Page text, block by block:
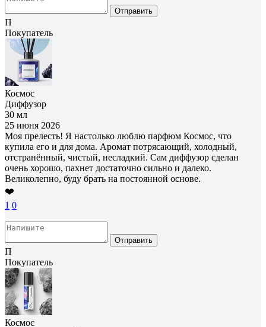
Отправить
П
Покупатель
Космос
Диффузор
30 мл
25 июня 2026
Моя прелесть! Я настолько люблю парфюм Космос, что
купила его и для дома. Аромат потрясающий, холодный,
отстранённый, чистый, несладкий. Сам диффузор сделан
очень хорошо, пахнет достаточно сильно и далеко.
Великолепно, буду брать на постоянной основе.
❤️
1 0
Отправить
П
Покупатель
Космос